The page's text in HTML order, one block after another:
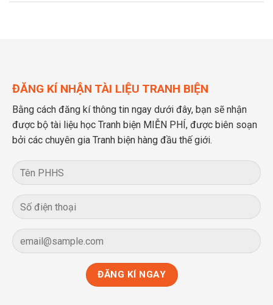
ĐĂNG KÍ NHẬN TÀI LIỆU TRANH BIỆN
Bằng cách đăng kí thông tin ngay dưới đây, bạn sẽ nhận
được bộ tài liệu học Tranh biện MIỄN PHÍ, được biên soạn
bởi các chuyên gia Tranh biện hàng đầu thế giới.